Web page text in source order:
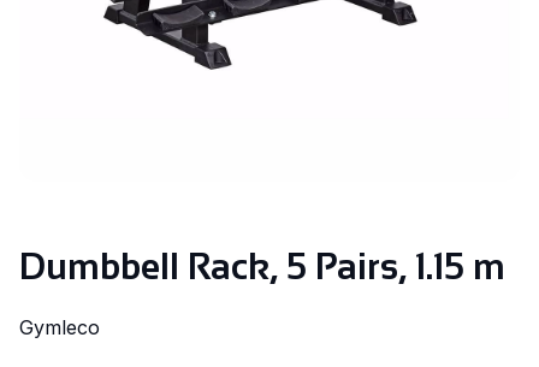
Dumbbell Rack, 5 Pairs, 1.15 m
Gymleco